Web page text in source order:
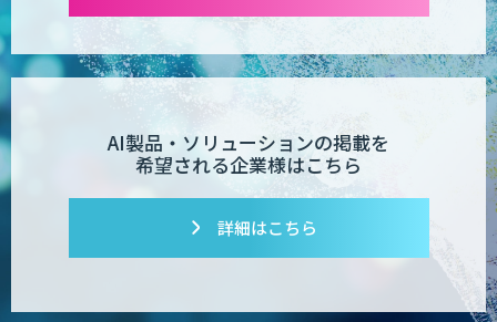
AI製品・ソリューションの掲載を
希望される企業様はこちら
詳細はこちら